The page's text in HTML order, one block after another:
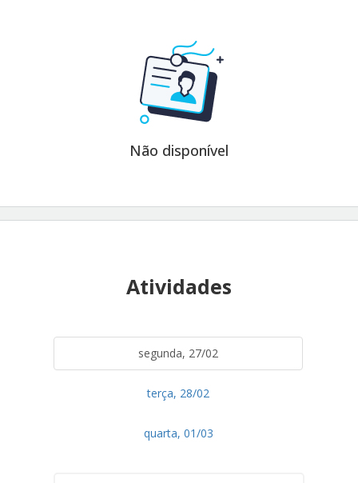
Não disponível
Atividades
segunda, 27/02
terça, 28/02
quarta, 01/03